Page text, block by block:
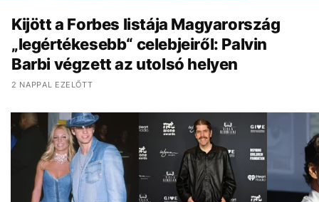
Kijött a Forbes listája Magyarország
„legértékesebb“ celebjeiről: Palvin
Barbi végzett az utolsó helyen
2 NAPPAL EZELŐTT